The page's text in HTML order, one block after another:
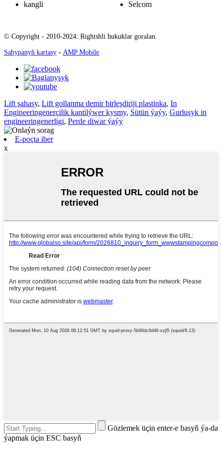
kangli Selcom
© Copyright - 2010-2024: Rightshli hukuklar goralan.
Sahypanyň kartasy - AMP Mobile
Lift şahasy, Lift gollanma demir birleşdiriji plastinka, In
Engineeringenerçilik kantilýwer kysmy, Sütün ýaýy, Gurluşyk in
engineeringenerligi, Perde diwar ýaýy
E-poçta iber
x
Gözlemek üçin enter-e basyň ýa-da
ýapmak üçin ESC basyň